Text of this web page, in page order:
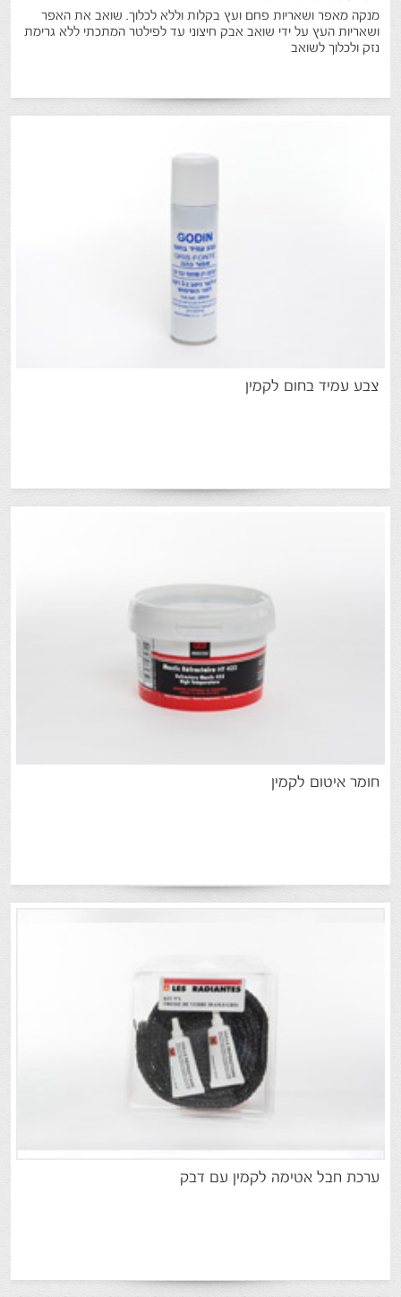
מנקה מאפר ושאריות פחם ועץ בקלות וללא לכלוך. שואב את האפר
ושאריות העץ על ידי שואב אבק חיצוני עד לפילטר המתכתי ללא גרימת
נזק ולכלוך לשואב
צבע עמיד בחום לקמין
חומר איטום לקמין
ערכת חבל אטימה לקמין עם דבק